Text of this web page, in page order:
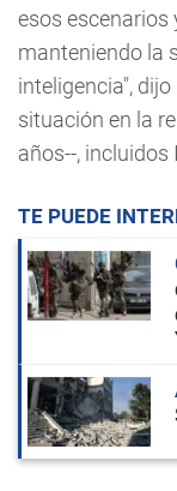
esos escenarios
manteniendo la
inteligencia",
situación en la
años--, incluidos
TE PUEDE